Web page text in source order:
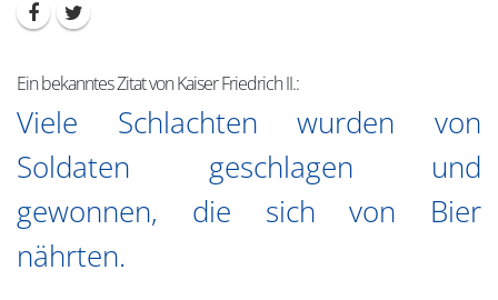
Ein bekanntes Zitat von Kaiser Friedrich II.:
Viele Schlachten wurden von
Soldaten geschlagen und
gewonnen, die sich von Bier
nährten.